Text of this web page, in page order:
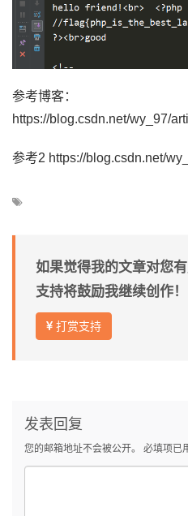
参考博客：
https://blog.csdn.net/wy_97/
参考2 https://blog.csdn.net/
如果觉得我的文章对您
支持将鼓励我继续创作！
打赏支持
发表回复
您的邮箱地址不会被公开。 必填项已